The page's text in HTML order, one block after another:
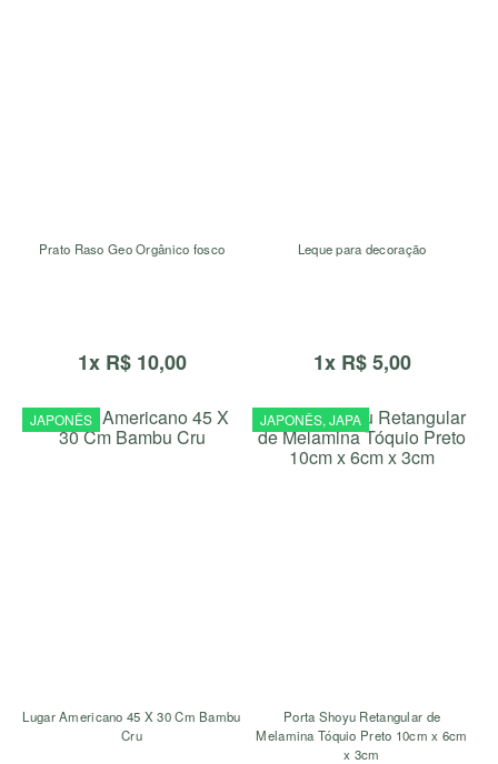
Prato Raso Geo Orgânico fosco
1x R$ 10,00
Leque para decoração
1x R$ 5,00
JAPONÊS
Lugar Americano 45 X 30 Cm Bambu
Cru
JAPONÊS, JAPA
Porta Shoyu Retangular de
Melamina Tóquio Preto 10cm x 6cm
x 3cm